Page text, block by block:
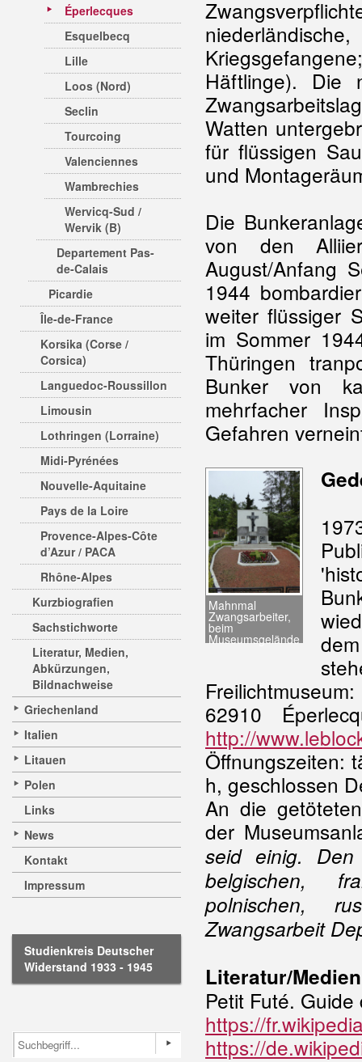
Éperlecques
Esquelbecq
Lille
Loos (Nord)
Seclin
Tourcoing
Valenciennes
Wambrechies
Wervicq-Sud /
Wervik (B)
Departement Pas-
de-Calais
Picardie
Île-de-France
Korsika (Corse /
Corsica)
Languedoc-Roussillon
Limousin
Lothringen (Lorraine)
Midi-Pyrénées
Nouvelle-Aquitaine
Pays de la Loire
Provence-Alpes-Côte
d’Azur / PACA
Rhône-Alpes
Kurzbiografien
Sachstichworte
Literatur, Medien,
Abkürzungen,
Bildnachweise
Griechenland
Italien
Litauen
Polen
Links
News
Kontakt
Impressum
Studienkreis Deutscher
Widerstand 1933 - 1945
Häftlinge). Die
Watten
für flüssigen
und
Die
von den
August/Anfang
1944
weiter flüssiger
im Sommer
Thüringen
Bunker von
mehrfacher
Gefahren
Mahnmal
Zwangsarbeiter,
beim
Museumsgelände
62910
http://
Öffnungszeiten:
h, geschlossen
An die
der
seid einig. Den
belgischen,
polnischen,
Zwangsarbeit
Literatur/Medien
Petit Futé.
https://
https://